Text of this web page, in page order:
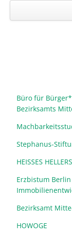
Projektarchiv
Büro für
Bezirksamts
Stephanus-
HEISSES
Erzbistum
Bezirksamt
HOWOGE